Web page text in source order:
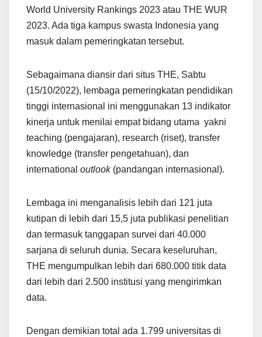
World University Rankings 2023 atau THE WUR
2023. Ada tiga kampus swasta Indonesia yang
masuk dalam pemeringkatan tersebut.
Sebagaimana diansir dari situs THE, Sabtu
(15/10/2022), lembaga pemeringkatan pendidikan
tinggi internasional ini menggunakan 13 indikator
kinerja untuk menilai empat bidang utama yakni
teaching (pengajaran), research (riset), transfer
knowledge (transfer pengetahuan), dan
international outlook(pandangan internasional).
Lembaga ini menganalisis lebih dari 121 juta
kutipan di lebih dari 15,5 juta publikasi penelitian
dan termasuk tanggapan survei dari 40.000
sarjana di seluruh dunia. Secara keseluruhan,
THE mengumpulkan lebih dari 680.000 titik data
dari lebih dari 2.500 institusi yang mengirimkan
data.
Dengan demikian total ada 1.799 universitas di